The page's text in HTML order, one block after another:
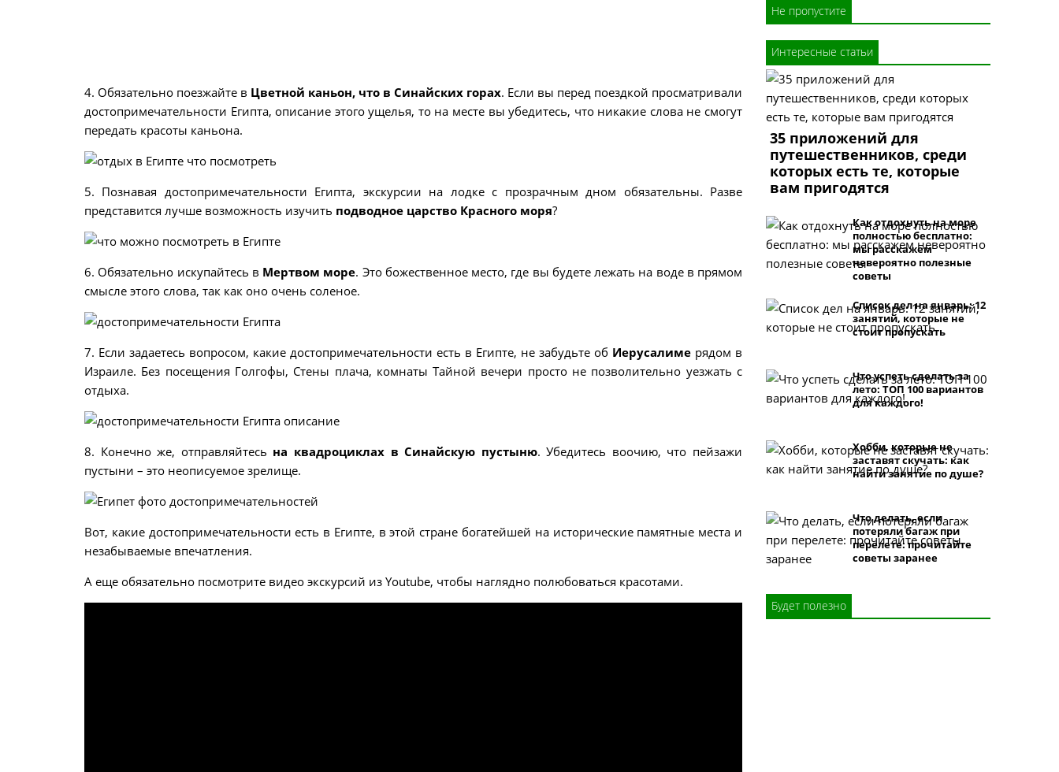
4. Обязательно поезжайте в Цветной каньон, что в Синайских горах. Если вы перед поездкой просматривали
достопримечательности Египта, описание этого ущелья, то на месте вы убедитесь, что никакие слова не смогут
передать красоты каньона.
5. Познавая достопримечательности Египта, экскурсии на лодке с прозрачным дном обязательны. Разве
представится лучше возможность изучить подводное царство Красного моря?
6. Обязательно искупайтесь в Мертвом море. Это божественное место, где вы будете лежать на воде в прямом
смысле этого слова, так как оно очень соленое.
7. Если задаетесь вопросом, какие достопримечательности есть в Египте, не забудьте об Иерусалиме рядом в
Израиле. Без посещения Голгофы, Стены плача, комнаты Тайной вечери просто не позволительно уезжать с
отдыха.
8. Конечно же, отправляйтесь на квадроциклах в Синайскую пустыню. Убедитесь воочию, что пейзажи
пустыни – это неописуемое зрелище.
Вот, какие достопримечательности есть в Египте, в этой стране богатейшей на исторические памятные места и
незабываемые впечатления.
А еще обязательно посмотрите видео экскурсий из Youtube, чтобы наглядно полюбоваться красотами.
Не пропустите
Интересные статьи
35 приложений для
путешественников, среди
которых есть те, которые
вам пригодятся
Как отдохнуть на море
полностью бесплатно:
мы расскажем
невероятно полезные
советы
Список дел на январь: 12
занятий, которые не
стоит пропускать
Что успеть сделать за
лето: ТОП 100 вариантов
для каждого!
Хобби, которые не
заставят скучать: как
найти занятие по душе?
Что делать, если
потеряли багаж при
перелете: прочитайте
советы заранее
Будет полезно